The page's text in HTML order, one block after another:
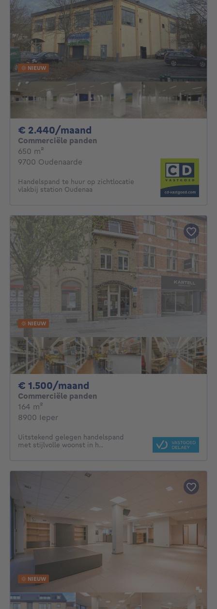
NIEUW
€ 2.440/maand
Commerciële panden
650 m²
9700 Oudenaarde
Handelspand te huur op zichtlocatie
vlakbij station Oudenaa
NIEUW
€ 1.500/maand
Commerciële panden
164 m²
8900 Ieper
Uitstekend gelegen handelspand
met stijlvolle woonst in h...
NIEUW